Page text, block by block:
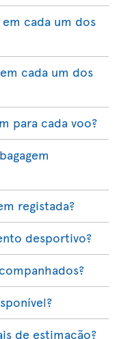
cada um dos
cada um dos
para cada voo?
registada?
desportivo?
de estimação?